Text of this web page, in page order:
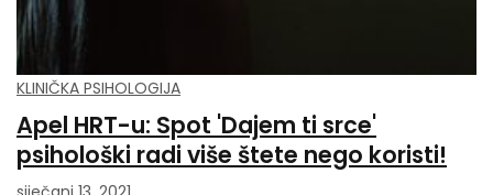
KLINIČKA PSIHOLOGIJA
Apel HRT-u: Spot 'Dajem ti srce'
psihološki radi više štete nego koristi!